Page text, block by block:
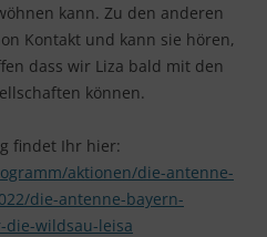
kann. Zu den anderen
Kontakt und kann sie hören,
dass wir Liza bald mit den
können.
findet Ihr hier:
aktionen/die-antenne-
die-antenne-bayern-
wildsau-leisa